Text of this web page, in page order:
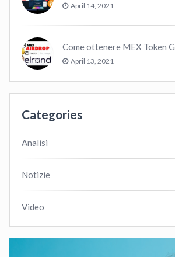
April 14, 2021
April 13, 2021
Categories
Analisi
Notizie
Video